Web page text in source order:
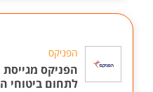
הפניקס
הפניקס
לתחום ביטוחי